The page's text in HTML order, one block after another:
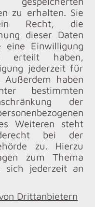
zu erhalten. Sie
Recht, die
dieser Daten
eine Einwilligung
erteilt haben,
jederzeit für
haben
bestimmten
der
Weiteren steht
bei der
zu. Hierzu
zum Thema
sich jederzeit an
Drittanbietern